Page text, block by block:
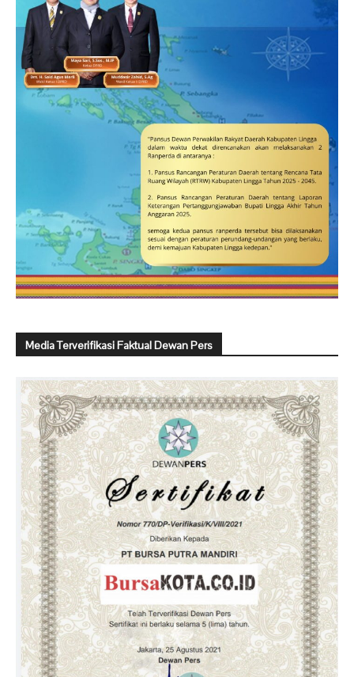
Media Terverifikasi Faktual Dewan Pers